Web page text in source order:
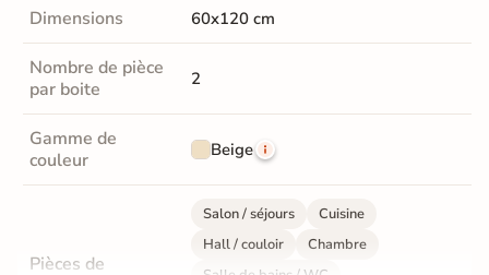
Dimensions 60x120 cm
Nombre de pièce
par boite
2
Gamme de
couleur
Beige
Pièces de
Salon / séjours
Cuisine
Hall / couloir
Chambre